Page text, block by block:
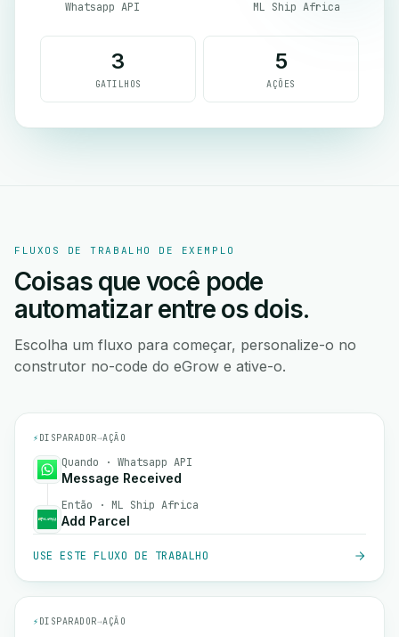
Whatsapp API ML Ship Africa
3
GATILHOS
5
AÇÕES
FLUXOS DE TRABALHO DE EXEMPLO
Coisas que você pode
automatizar entre os dois.
Escolha um fluxo para começar, personalize-o no
construtor no-code do eGrow e ative-o.
⚡ DISPARADOR→AÇÃO
Quando · Whatsapp API
Message Received
Então · ML Ship Africa
Add Parcel
USE ESTE FLUXO DE TRABALHO
⚡ DISPARADOR→AÇÃO